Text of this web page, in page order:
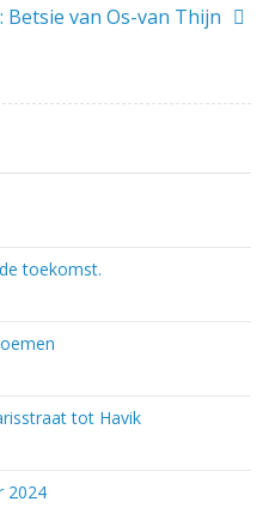
Betsie van Os-van Thijn
toekomst.
tot Havik
2024